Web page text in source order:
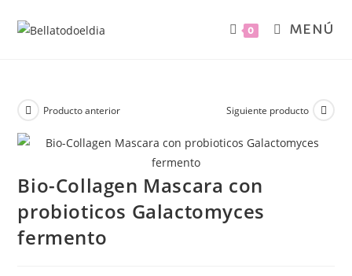
0 MENÚ
Producto anterior Siguiente producto
Bio-Collagen Mascara con
probioticos Galactomyces
fermento